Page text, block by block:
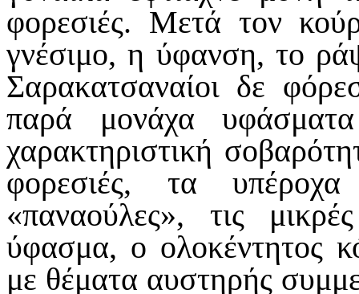
φορεσιές. Μετά τον
γνέσιμο, η ύφανση, το
Σαρακατσαναίοι δε
παρά μονάχα
χαρακτηριστική
φορεσιές, τα
«παναούλες», τις
ύφασμα, ο ολοκέντητος
με θέματα αυστηρής